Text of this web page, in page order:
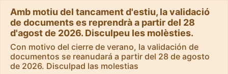
Amb motiu del tancament d'estiu, la validació
de documents es reprendrà a partir del 28
d'agost de 2026. Disculpeu les molèsties.
Con motivo del cierre de verano, la validación de
documentos se reanudará a partir del 28 de agosto
de 2026. Disculpad las molestias